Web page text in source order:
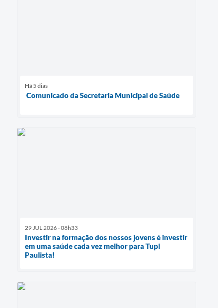
Há 5 dias
Comunicado da Secretaria Municipal de Saúde
29 JUL 2026 - 08h33
Investir na formação dos nossos jovens é investir
em uma saúde cada vez melhor para Tupi
Paulista!